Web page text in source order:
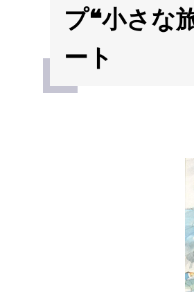
プ❝小さな
ート